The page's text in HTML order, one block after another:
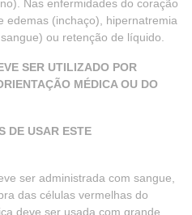
Nas enfermidades do coração
edemas (inchaço), hipernatremia
ou retenção de líquido.
SER UTILIZADO POR
MÉDICA OU DO
DE USAR ESTE
ser administrada com sangue,
das células vermelhas do
deve ser usada com grande